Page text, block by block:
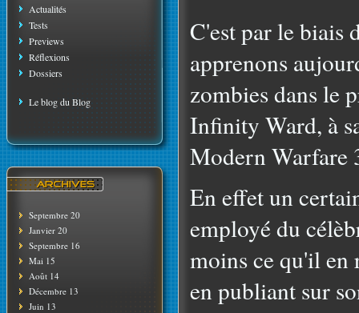
Actualités
Tests
Previews
Réflexions
Dossiers
Le blog du Blog
Septembre 20
Janvier 20
Septembre 16
Mai 15
Août 14
Décembre 13
Juin 13
C'est par le biais
apprenons
zombies dans le
Infinity Ward, à
Modern Warfare
En effet un
employé du
moins ce qu'il en
en publiant sur